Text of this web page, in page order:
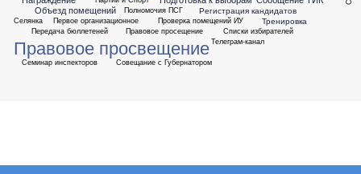
Объезд помещений
Первое организационное
Передача бюллетеней
Полномочия ПСГ
Правовое просвещение
Правовое просещение
Проверка помещений ИУ
Регистрация кандидатов
Селянка
Семинар инспекторов Совещание с Губернатором
Списки избирателей
Телеграм-канал
Тренировка